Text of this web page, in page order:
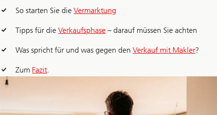
So starten Sie die Vermarktung
Tipps für die Verkaufsphase – darauf müssen Sie achten
Was spricht für und was gegen den Verkauf mit Makler?
Zum Fazit.